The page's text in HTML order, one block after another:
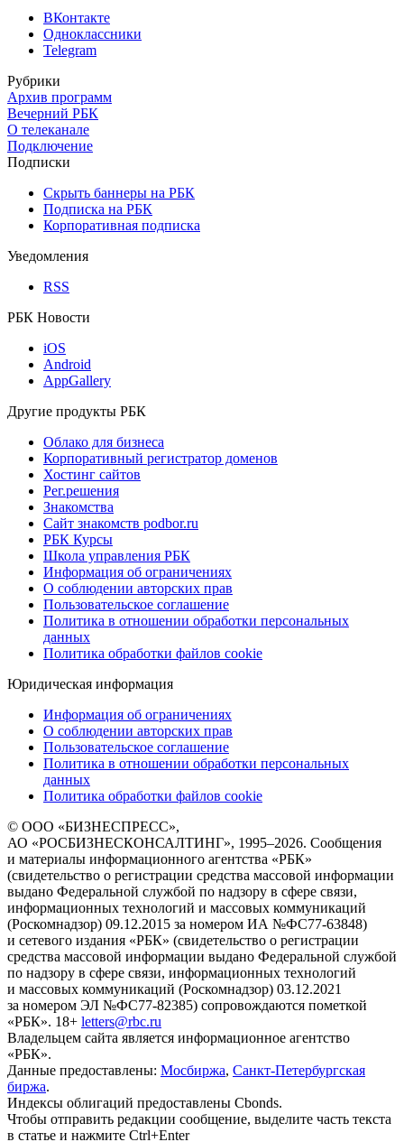
ВКонтакте
Одноклассники
Telegram
Рубрики
Архив программ
Вечерний РБК
О телеканале
Подключение
Подписки
Скрыть баннеры на РБК
Подписка на РБК
Корпоративная подписка
Уведомления
RSS
РБК Новости
iOS
Android
AppGallery
Другие продукты РБК
Облако для бизнеса
Корпоративный регистратор доменов
Хостинг сайтов
Рег.решения
Знакомства
Сайт знакомств podbor.ru
РБК Курсы
Школа управления РБК
Информация об ограничениях
О соблюдении авторских прав
Пользовательское соглашение
Политика в отношении обработки персональных
данных
Политика обработки файлов cookie
Юридическая информация
Информация об ограничениях
О соблюдении авторских прав
Пользовательское соглашение
Политика в отношении обработки персональных
данных
Политика обработки файлов cookie
© ООО «БИЗНЕСПРЕСС»,
АО «РОСБИЗНЕСКОНСАЛТИНГ», 1995–2026. Сообщения
и материалы информационного агентства «РБК»
(свидетельство о регистрации средства массовой информации
выдано Федеральной службой по надзору в сфере связи,
информационных технологий и массовых коммуникаций
(Роскомнадзор) 09.12.2015 за номером ИА №ФС77-63848)
и сетевого издания «РБК» (свидетельство о регистрации
средства массовой информации выдано Федеральной службой
по надзору в сфере связи, информационных технологий
и массовых коммуникаций (Роскомнадзор) 03.12.2021
за номером ЭЛ №ФС77-82385) сопровождаются пометкой
«РБК». 18+ letters@rbc.ru
Владельцем сайта является информационное агентство
«РБК».
Данные предоставлены: Мосбиржа, Санкт-Петербургская
биржа.
Индексы облигаций предоставлены Cbonds.
Чтобы отправить редакции сообщение, выделите часть текста
в статье и нажмите Ctrl+Enter